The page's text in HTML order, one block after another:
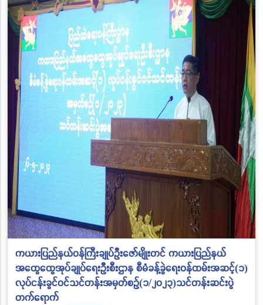
ကယားပြည်နယ်ဝန်ကြီးချုပ်ဦးဇော်မျိုးတင် ကယားပြည်နယ်
အထွေထွေအုပ်ချုပ်ရေးဦးစီးဌာန စီမံခန့်ခွဲရေးဝန်ထမ်းအဆင့်(၁)
လုပ်ငန်းခွင်ဝင်သင်တန်းအမှတ်စဉ်(၁/၂၀၂၃)သင်တန်းဆင်းပွဲ
တက်ရောက်